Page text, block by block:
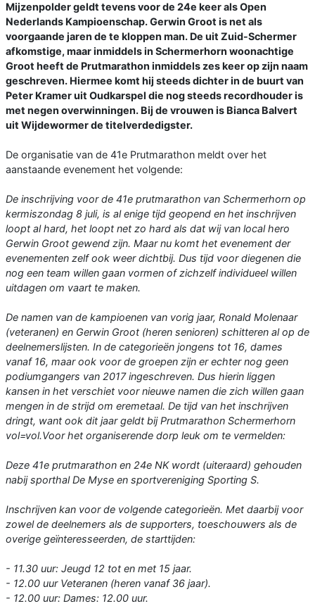
Mijzenpolder geldt tevens voor de 24e keer als Open
Nederlands Kampioenschap. Gerwin Groot is net als
voorgaande jaren de te kloppen man. De uit Zuid-Schermer
afkomstige, maar inmiddels in Schermerhorn woonachtige
Groot heeft de Prutmarathon inmiddels zes keer op zijn naam
geschreven. Hiermee komt hij steeds dichter in de buurt van
Peter Kramer uit Oudkarspel die nog steeds recordhouder is
met negen overwinningen. Bij de vrouwen is Bianca Balvert
uit Wijdewormer de titelverdedigster.
De organisatie van de 41e Prutmarathon meldt over het
aanstaande evenement het volgende:
De inschrijving voor de 41e prutmarathon van Schermerhorn op
kermiszondag 8 juli, is al enige tijd geopend en het inschrijven
loopt al hard, het loopt net zo hard als dat wij van local hero
Gerwin Groot gewend zijn. Maar nu komt het evenement der
evenementen zelf ook weer dichtbij. Dus tijd voor diegenen die
nog een team willen gaan vormen of zichzelf individueel willen
uitdagen om vaart te maken.
De namen van de kampioenen van vorig jaar, Ronald Molenaar
(veteranen) en Gerwin Groot (heren senioren) schitteren al op de
deelnemerslijsten. In de categorieën jongens tot 16, dames
vanaf 16, maar ook voor de groepen zijn er echter nog geen
podiumgangers van 2017 ingeschreven. Dus hierin liggen
kansen in het verschiet voor nieuwe namen die zich willen gaan
mengen in de strijd om eremetaal. De tijd van het inschrijven
dringt, want ook dit jaar geldt bij Prutmarathon Schermerhorn
vol=vol.Voor het organiserende dorp leuk om te vermelden:
Deze 41e prutmarathon en 24e NK wordt (uiteraard) gehouden
nabij sporthal De Myse en sportvereniging Sporting S.
Inschrijven kan voor de volgende categorieën. Met daarbij voor
zowel de deelnemers als de supporters, toeschouwers als de
overige geïnteresseerden, de starttijden:
- 11.30 uur: Jeugd 12 tot en met 15 jaar.
- 12.00 uur Veteranen (heren vanaf 36 jaar).
- 12.00 uur: Dames: 12.00 uur.